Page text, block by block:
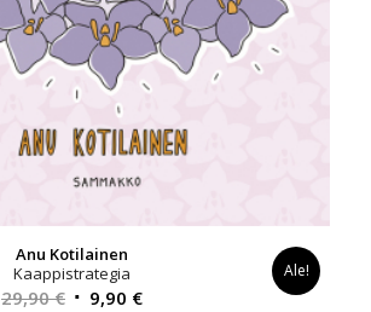
Anu Kotilainen
Kaappistrategia
29,90€ Alkuperäinen
9,90 €Nykyinen
Ale!